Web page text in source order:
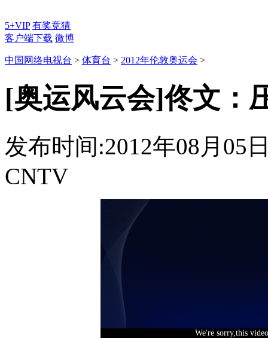
5+VIP 有奖竞猜
客户端下载 微博
中国网络电视台 > 体育台 > 2012年伦敦奥运会 >
[奥运风云会]佟文：
发布时间:2012年08月05
CNTV
We're sorry,this